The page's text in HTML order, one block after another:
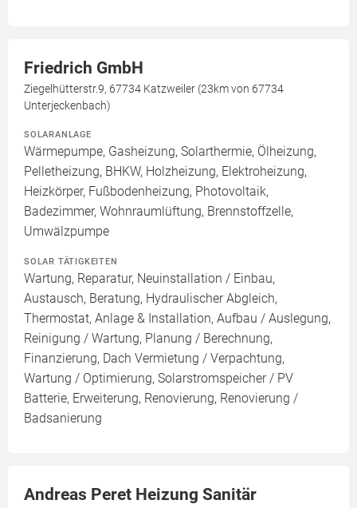
Friedrich GmbH
Ziegelhütterstr.9, 67734 Katzweiler (23km von 67734
Unterjeckenbach)
SOLARANLAGE
Wärmepumpe, Gasheizung, Solarthermie, Ölheizung,
Pelletheizung, BHKW, Holzheizung, Elektroheizung,
Heizkörper, Fußbodenheizung, Photovoltaik,
Badezimmer, Wohnraumlüftung, Brennstoffzelle,
Umwälzpumpe
SOLAR TÄTIGKEITEN
Wartung, Reparatur, Neuinstallation / Einbau,
Austausch, Beratung, Hydraulischer Abgleich,
Thermostat, Anlage & Installation, Aufbau / Auslegung,
Reinigung / Wartung, Planung / Berechnung,
Finanzierung, Dach Vermietung / Verpachtung,
Wartung / Optimierung, Solarstromspeicher / PV
Batterie, Erweiterung, Renovierung, Renovierung /
Badsanierung
Andreas Peret Heizung Sanitär